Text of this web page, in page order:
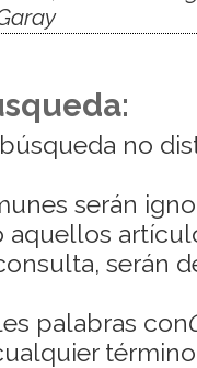
no
serán
aquellos
serán
palabras con